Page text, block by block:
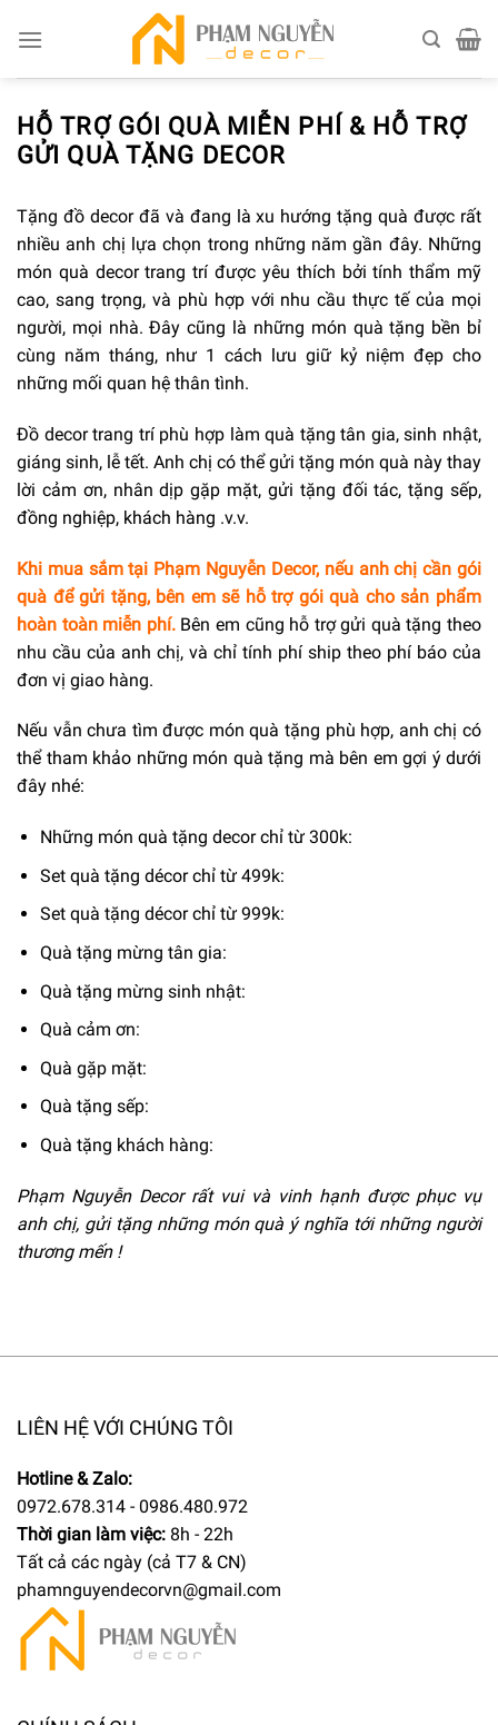
HỖ TRỢ GÓI QUÀ MIỄN PHÍ & HỖ TRỢ
GỬI QUÀ TẶNG DECOR
Tặng đồ decor đã và đang là xu hướng tặng quà được rất
nhiều anh chị lựa chọn trong những năm gần đây. Những
món quà decor trang trí được yêu thích bởi tính thẩm mỹ
cao, sang trọng, và phù hợp với nhu cầu thực tế của mọi
người, mọi nhà. Đây cũng là những món quà tặng bền bỉ
cùng năm tháng, như 1 cách lưu giữ kỷ niệm đẹp cho
những mối quan hệ thân tình.
Đồ decor trang trí phù hợp làm quà tặng tân gia, sinh nhật,
giáng sinh, lễ tết. Anh chị có thể gửi tặng món quà này thay
lời cảm ơn, nhân dịp gặp mặt, gửi tặng đối tác, tặng sếp,
đồng nghiệp, khách hàng .v.v.
Khi mua sắm tại Phạm Nguyễn Decor, nếu anh chị cần gói
quà để gửi tặng, bên em sẽ hỗ trợ gói quà cho sản phẩm
hoàn toàn miễn phí.Bên em cũng hỗ trợ gửi quà tặng theo
nhu cầu của anh chị, và chỉ tính phí ship theo phí báo của
đơn vị giao hàng.
Nếu vẫn chưa tìm được món quà tặng phù hợp, anh chị có
thể tham khảo những món quà tặng mà bên em gợi ý dưới
đây nhé:
Những món quà tặng decor chỉ từ 300k:
Set quà tặng décor chỉ từ 499k:
Set quà tặng décor chỉ từ 999k:
Quà tặng mừng tân gia:
Quà tặng mừng sinh nhật:
Quà cảm ơn:
Quà gặp mặt:
Quà tặng sếp:
Quà tặng khách hàng:
Phạm Nguyễn Decor rất vui và vinh hạnh được phục vụ
anh chị, gửi tặng những món quà ý nghĩa tới những người
thương mến !
LIÊN HỆ VỚI CHÚNG TÔI
Hotline & Zalo:
0972.678.314 - 0986.480.972
Thời gian làm việc: 8h - 22h
Tất cả các ngày (cả T7 & CN)
phamnguyendecorvn@gmail.com